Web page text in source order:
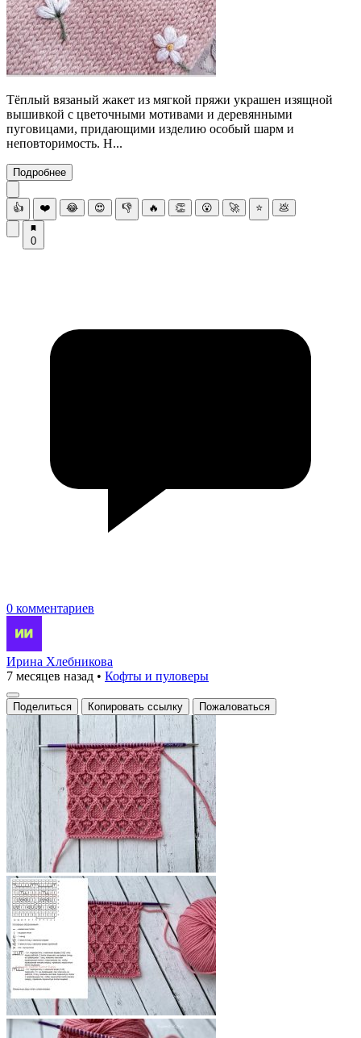
Тёплый вязаный жакет из мягкой пряжи украшен изящной
вышивкой с цветочными мотивами и деревянными
пуговицами, придающими изделию особый шарм и
неповторимость. Н...
Подробнее
👍 ❤️ 😂 😍 👎 🔥 👏 😮 🚀 ⭐ 💩
0
0 комментариев
Ирина Хлебникова
7 месяцев назад • Кофты и пуловеры
Поделиться Копировать ссылку Пожаловаться